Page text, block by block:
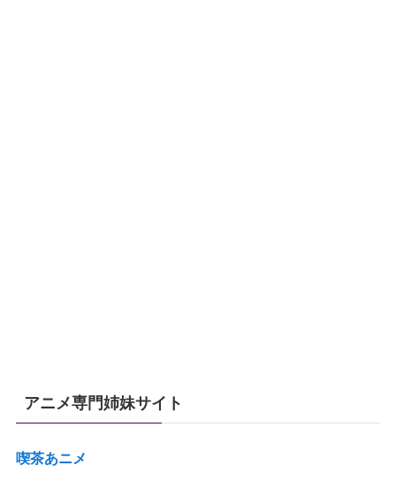
アニメ専門姉妹サイト
喫茶あニメ